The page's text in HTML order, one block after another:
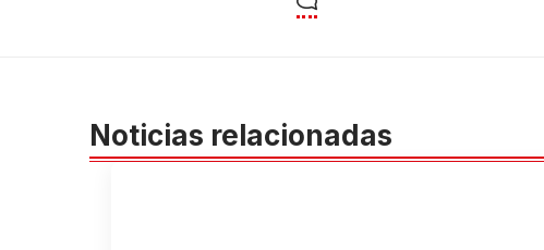
Noticias relacionadas